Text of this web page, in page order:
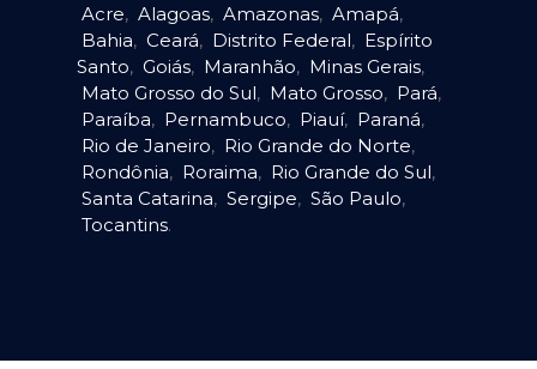
Acre, Alagoas, Amazonas, Amapá,
Bahia, Ceará, Distrito Federal, Espírito
Santo, Goiás, Maranhão, Minas Gerais,
Mato Grosso do Sul, Mato Grosso, Pará,
Paraíba, Pernambuco, Piauí, Paraná,
Rio de Janeiro, Rio Grande do Norte,
Rondônia, Roraima, Rio Grande do Sul,
Santa Catarina, Sergipe, São Paulo,
Tocantins.